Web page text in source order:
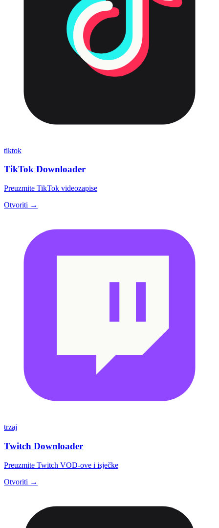
tiktok
TikTok Downloader
Preuzmite TikTok videozapise
Otvoriti →
trzaj
Twitch Downloader
Preuzmite Twitch VOD-ove i isječke
Otvoriti →